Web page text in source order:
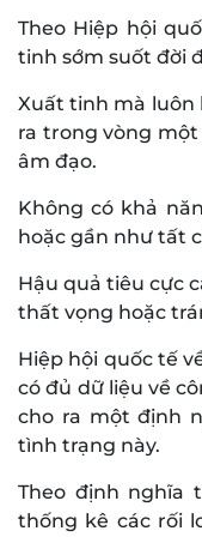
Theo Hiệp hội
tinh sớm suốt đời
Xuất tinh mà luôn
ra trong vòng
âm đạo.
Không có khả
hoặc gần như tất
Hậu quả tiêu cực
thất vọng hoặc
Hiệp hội quốc tế
có đủ dữ liệu về
cho ra một định
tình trạng này.
Theo định nghĩa
thống kê các rối